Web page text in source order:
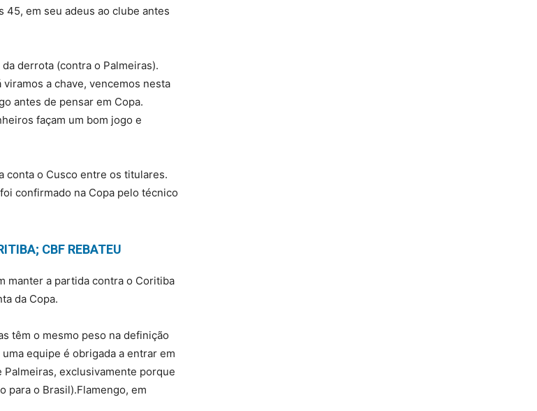
em seu adeus ao clube antes
derrota (contra o Palmeiras).
a chave, vencemos nesta
antes de pensar em Copa.
façam um bom jogo e
conta o Cusco entre os titulares.
confirmado na Copa pelo técnico
CBF REBATEU
manter a partida contra o Coritiba
da Copa.
têm o mesmo peso na definição
equipe é obrigada a entrar em
exclusivamente porque
para o Brasil).Flamengo, em